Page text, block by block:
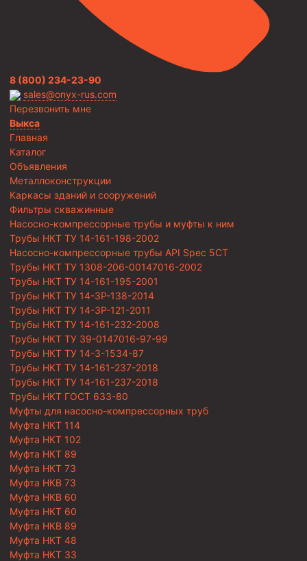
8 (800) 234-23-90
sales@onyx-rus.com
Перезвонить мне
Выкса
Главная
Каталог
Объявления
Металлоконструкции
Каркасы зданий и сооружений
Фильтры скважинные
Насосно-компрессорные трубы и муфты к ним
Трубы НКТ ТУ 14-161-198-2002
Насосно-компрессорные трубы API Spec 5CT
Трубы НКТ ТУ 1308-206-00147016-2002
Трубы НКТ ТУ 14-161-195-2001
Трубы НКТ ТУ 14-3Р-138-2014
Трубы НКТ ТУ 14-3Р-121-2011
Трубы НКТ ТУ 14-161-232-2008
Трубы НКТ ТУ 39-0147016-97-99
Трубы НКТ ТУ 14-3-1534-87
Трубы НКТ ТУ 14-161-237-2018
Трубы НКТ ТУ 14-161-237-2018
Трубы НКТ ГОСТ 633-80
Муфты для насосно-компрессорных труб
Муфта НКТ 114
Муфта НКТ 102
Муфта НКТ 89
Муфта НКТ 73
Муфта НКВ 73
Муфта НКВ 60
Муфта НКТ 60
Муфта НКВ 89
Муфта НКТ 48
Муфта НКТ 33